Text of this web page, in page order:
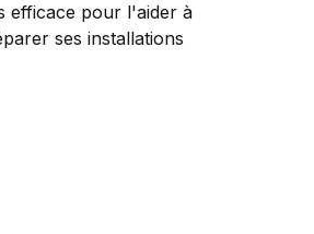
efficace pour l'aider à
ses installations